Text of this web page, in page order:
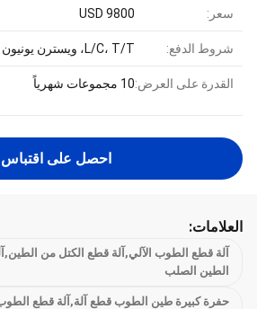
سعر: USD 9800
شروط الدفع: L/C، T/T، ويسترن يونيون
القدرة على العرض:10 مجموعات شهرياً
احصل على اقتباس
العلامات:
آلة قطع الطوب الآلي,آلة قطع الكتل من
الطين الصلب
حفرة كبيرة طين الطوب قطع آلة,آلة قطع الطوب